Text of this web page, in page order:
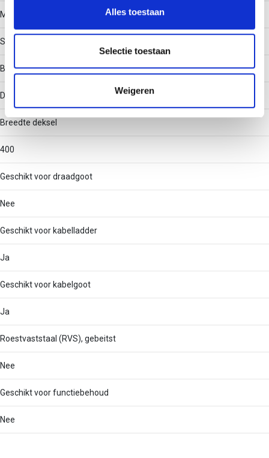
en om ons websiteverkeer te analyseren. Ook delen we
partners voor social media, adverteren en analyse. Deze
partners kunnen deze gegevens combineren met andere
informatie die u aan ze heeft verstrekt of die ze hebben
verzameld op basis van uw gebruik van hun services.
Alles toestaan
Selectie toestaan
Weigeren
Materiaal
Staal
Bevestigingswijze
Draaigrendel
Breedte deksel
400
Geschikt voor draadgoot
Nee
Geschikt voor kabelladder
Ja
Geschikt voor kabelgoot
Ja
Roestvaststaal (RVS), gebeitst
Nee
Geschikt voor functiebehoud
Nee